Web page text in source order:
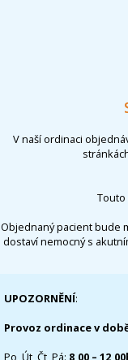
V naší ordinaci
Touto
Objednaný pacient bude
dostaví nemocný s
UPOZORNĚNÍ:
Provoz ordinace v
Po, Út, Čt, Pá: 8,00 –